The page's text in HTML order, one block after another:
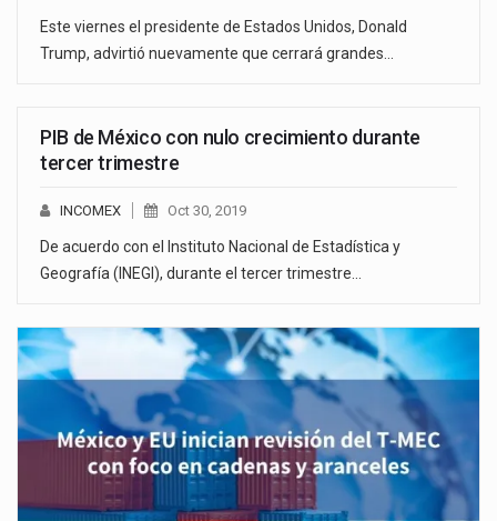
Este viernes el presidente de Estados Unidos, Donald
Trump, advirtió nuevamente que cerrará grandes…
PIB de México con nulo crecimiento durante
tercer trimestre
INCOMEX Oct 30, 2019
De acuerdo con el Instituto Nacional de Estadística y
Geografía (INEGI), durante el tercer trimestre…